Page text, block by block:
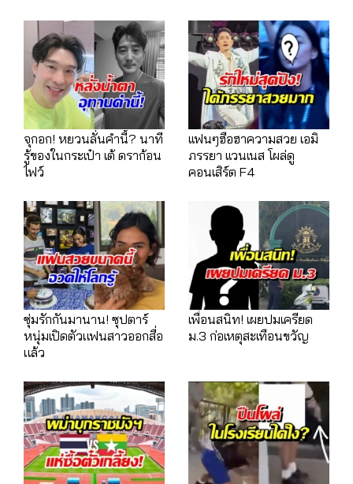
จุกอก! หยวนลั่นคำนี้? นาที
รู้ของในกระเป๋า เต้ ดราก้อน
ไฟว์
เเฟนๆฮือฮาความสวย เอมิ
ภรรยา เเวนเนส โผล่ดู
คอนเสิร์ต F4
ซุ่มรักกันมานาน! ซุปตาร์
หนุ่มเปิดตัวแฟนสาวออกสื่อ
แล้ว
เพื่อนสนิท! เผยปมเครียด
ม.3 ก่อเหตุสะเทือนขวัญ